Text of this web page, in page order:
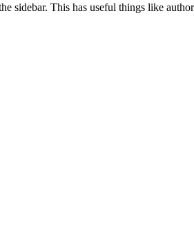
sidebar. This has useful things like